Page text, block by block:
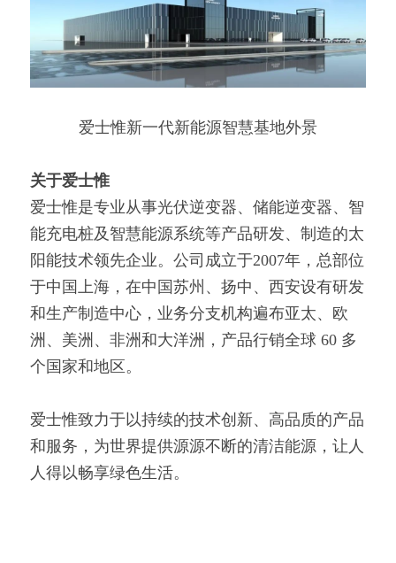
爱士惟新一代新能源智慧基地外景
关于爱士惟
爱士惟是专业从事光伏逆变器、储能逆变器、智
能充电桩及智慧能源系统等产品研发、制造的太
阳能技术领先企业。公司成立于2007年，总部位
于中国上海，在中国苏州、扬中、西安设有研发
和生产制造中心，业务分支机构遍布亚太、欧
洲、美洲、非洲和大洋洲，产品行销全球 60 多
个国家和地区。
爱士惟致力于以持续的技术创新、高品质的产品
和服务，为世界提供源源不断的清洁能源，让人
人得以畅享绿色生活。